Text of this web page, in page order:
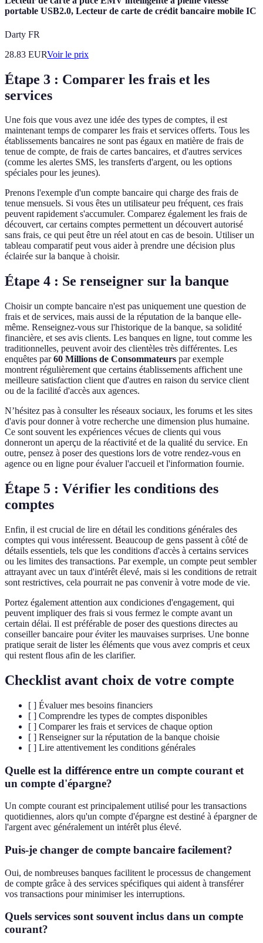
portable USB2.0, Lecteur de carte de crédit bancaire mobile IC
Darty FR
28.83 EURVoir le prix
Étape 3 : Comparer les frais et les
services
Une fois que vous avez une idée des types de comptes, il est
maintenant temps de comparer les frais et services offerts. Tous les
établissements bancaires ne sont pas égaux en matière de frais de
tenue de compte, de frais de cartes bancaires, et d'autres services
(comme les alertes SMS, les transferts d'argent, ou les options
spéciales pour les jeunes).
Prenons l'exemple d'un compte bancaire qui charge des frais de
tenue mensuels. Si vous êtes un utilisateur peu fréquent, ces frais
peuvent rapidement s'accumuler. Comparez également les frais de
découvert, car certains comptes permettent un découvert autorisé
sans frais, ce qui peut être un réel atout en cas de besoin. Utiliser un
tableau comparatif peut vous aider à prendre une décision plus
éclairée sur la banque à choisir.
Étape 4 : Se renseigner sur la banque
Choisir un compte bancaire n'est pas uniquement une question de
frais et de services, mais aussi de la réputation de la banque elle-
même. Renseignez-vous sur l'historique de la banque, sa solidité
financière, et ses avis clients. Les banques en ligne, tout comme les
traditionnelles, peuvent avoir des clientèles très différentes. Les
enquêtes par60 Millions de Consommateurs par exemple
montrent régulièrement que certains établissements affichent une
meilleure satisfaction client que d'autres en raison du service client
ou de la facilité d'accès aux agences.
N’hésitez pas à consulter les réseaux sociaux, les forums et les sites
d'avis pour donner à votre recherche une dimension plus humaine.
Ce sont souvent les expériences vécues de clients qui vous
donneront un aperçu de la réactivité et de la qualité du service. En
outre, pensez à poser des questions lors de votre rendez-vous en
agence ou en ligne pour évaluer l'accueil et l'information fournie.
Étape 5 : Vérifier les conditions des
comptes
Enfin, il est crucial de lire en détail les conditions générales des
comptes qui vous intéressent. Beaucoup de gens passent à côté de
détails essentiels, tels que les conditions d'accès à certains services
ou les limites des transactions. Par exemple, un compte peut sembler
attrayant avec un taux d'intérêt élevé, mais si les conditions de retrait
sont restrictives, cela pourrait ne pas convenir à votre mode de vie.
Portez également attention aux condiciones d'engagement, qui
peuvent impliquer des frais si vous fermez le compte avant un
certain délai. Il est préférable de poser des questions directes au
conseiller bancaire pour éviter les mauvaises surprises. Une bonne
pratique serait de lister les éléments que vous avez compris et ceux
qui restent flous afin de les clarifier.
Checklist avant choix de votre compte
[ ] Évaluer mes besoins financiers
[ ] Comprendre les types de comptes disponibles
[ ] Comparer les frais et services de chaque option
[ ] Renseigner sur la réputation de la banque choisie
[ ] Lire attentivement les conditions générales
Quelle est la différence entre un compte courant et
un compte d'épargne?
Un compte courant est principalement utilisé pour les transactions
quotidiennes, alors qu'un compte d'épargne est destiné à épargner de
l'argent avec généralement un intérêt plus élevé.
Puis-je changer de compte bancaire facilement?
Oui, de nombreuses banques facilitent le processus de changement
de compte grâce à des services spécifiques qui aident à transférer
vos transactions pour minimiser les interruptions.
Quels services sont souvent inclus dans un compte
courant?